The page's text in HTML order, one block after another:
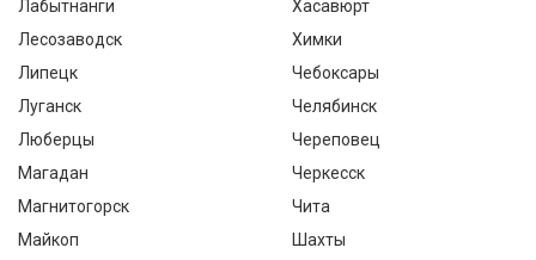
Лабытнанги
Лесозаводск
Липецк
Луганск
Люберцы
Магадан
Магнитогорск
Майкоп
Хасавюрт
Химки
Чебоксары
Челябинск
Череповец
Черкесск
Чита
Шахты